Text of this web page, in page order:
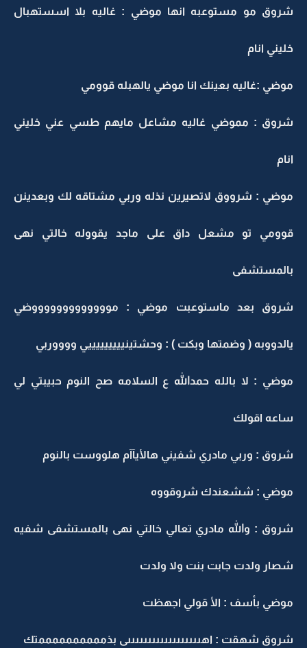
شروق مو مستوعبه انها موضي : غاليه بلا اسستهبال
خليني انام
موضي :غاليه بعينك انا موضي يالهبله قوومي
شروق : مموضي غاليه مشاعل مايهم طسي عني خليني
انام
موضي : شرووق لاتصيرين نذله وربي مشتاقه لك وبعدينن
قوومي تو مشعل داق على ماجد يقووله خالتي نهى
بالمستشفى
شروق بعد ماستوعبت موضي : موووووووووووووضي
يالدووبه ( وضمتها وبكت ) : وحشتينيييييييييي ووووربي
موضي : لا بالله حمدالله ع السلامه صح النوم حبيبتي لي
ساعه اقولك
شروق : وربي مادري شفيني هالأيآآم هلووست بالنوم
موضي : ششعندك شروقووه
شروق : والله مادري تعالي خالتي نهى بالمستشفى شفيه
شصار ولدت جابت بنت ولا ولدت
موضي بأسف : الأ قولي اجهظت
شروق شهقت : اهىىىىىىىىىىىىىىىىىىى بذممممممممممتك